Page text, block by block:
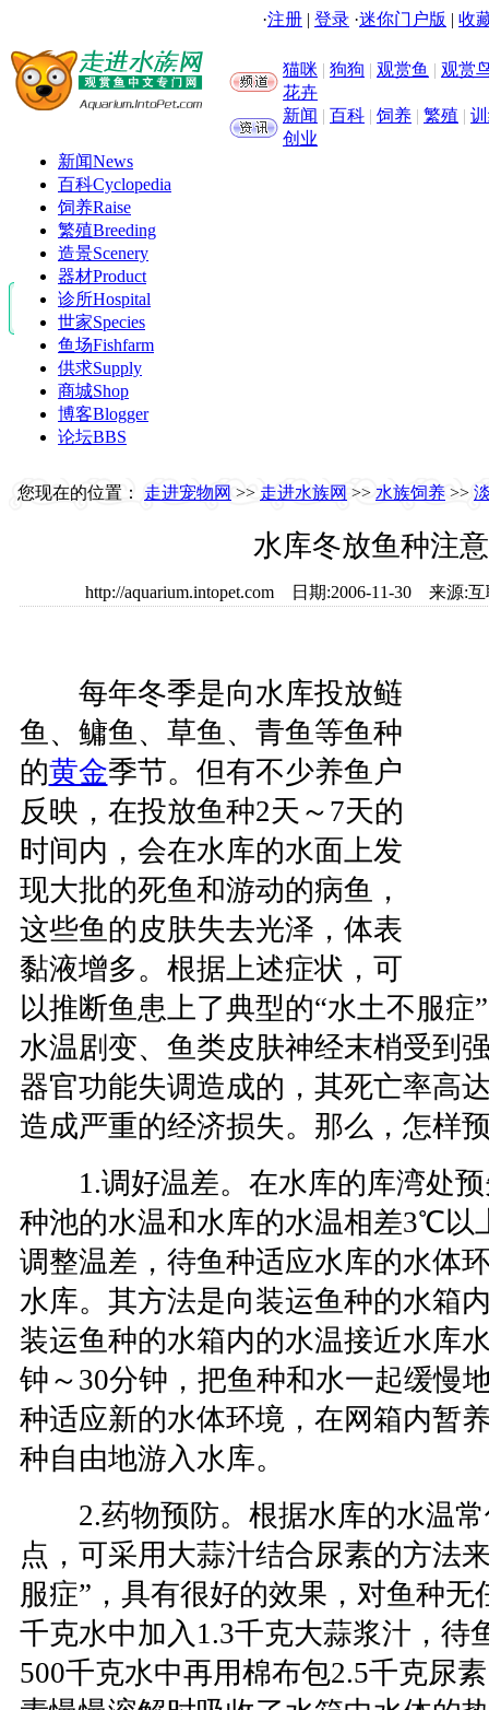
·注册 | 登录 ·迷你门户版 | 收
猫咪 | 狗狗 | 观赏鱼 | 观赏
花卉
新闻 | 百科 | 饲养 | 繁殖 |
创业
新闻News
百科Cyclopedia
饲养Raise
繁殖Breeding
造景Scenery
器材Product
诊所Hospital
世家Species
鱼场Fishfarm
供求Supply
商城Shop
博客Blogger
论坛BBS
您现在的位置： 走进宠物网 >> 走进水族网 >> 水族饲养 >>
水库冬放鱼种注
http://aquarium.intopet.com 日期:2006-11-30 来
每年冬季是向水库投放鲢
鱼、鳙鱼、草鱼、青鱼等鱼种
的黄金季节。但有不少养鱼户
反映，在投放鱼种2天～7天的
时间内，会在水库的水面上发
现大批的死鱼和游动的病鱼，
这些鱼的皮肤失去光泽，体表
黏液增多。根据上述症状，可
以推断鱼患上了典型的“水土不服症
水温剧变、鱼类皮肤神经末梢受到
器官功能失调造成的，其死亡率高
造成严重的经济损失。那么，怎样
1.调好温差。在水库的库湾处预
种池的水温和水库的水温相差3℃以
调整温差，待鱼种适应水库的水体
水库。其方法是向装运鱼种的水箱
装运鱼种的水箱内的水温接近水库
钟～30分钟，把鱼种和水一起缓慢
种适应新的水体环境，在网箱内暂
种自由地游入水库。
2.药物预防。根据水库的水温常
点，可采用大蒜汁结合尿素的方法
服症”，具有很好的效果，对鱼种无
千克水中加入1.3千克大蒜浆汁，待
500千克水中再用棉布包2.5千克尿